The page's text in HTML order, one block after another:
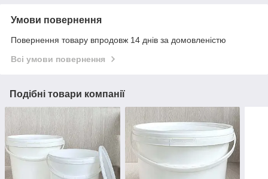
Умови повернення
Повернення товару впродовж 14 днів за домовленістю
Всі умови повернення
Подібні товари компанії